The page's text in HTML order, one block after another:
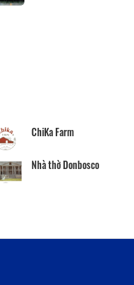
ChiKa Farm
Nhà thờ Donbosco